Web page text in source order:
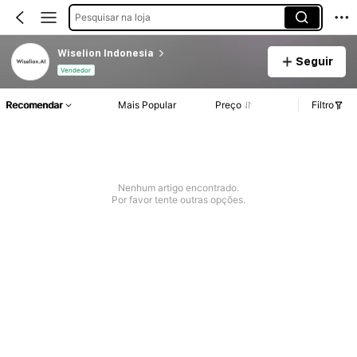
Pesquisar na loja
Wiselion Indonesia
Vendedor
Seguir
Recomendar Mais Popular Preço Filtro
Nenhum artigo encontrado.
Por favor tente outras opções.